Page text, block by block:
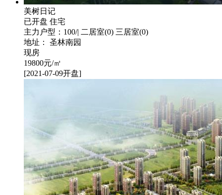
美树日记
已开盘 住宅
主力户型：100/| 二居室(0) 三居室(0)
地址： 圣林南园
现房
19800元/㎡
[2021-07-09开盘]